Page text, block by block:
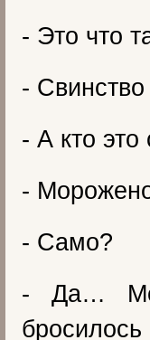
- Это что
-
- А кто это
-
- Само?
- Да…